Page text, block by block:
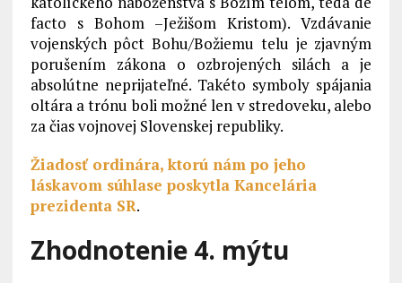
facto s Bohom –Ježišom Kristom). Vzdávanie
vojenských pôct Bohu/Božiemu telu je zjavným
porušením zákona o ozbrojených silách a je
absolútne neprijateľné. Takéto symboly spájania
oltára a trónu boli možné len v stredoveku, alebo
za čias vojnovej Slovenskej republiky.
Žiadosť ordinára, ktorú nám po jeho
láskavom súhlase poskytla Kancelária
prezidenta SR.
Zhodnotenie 4. mýtu